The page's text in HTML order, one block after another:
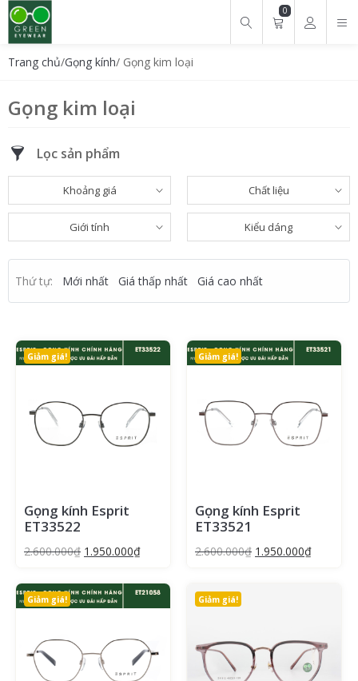
0
Trang chủ/Gọng kính/ Gọng kim loại
Gọng kim loại
Lọc sản phẩm
Khoảng giá Chất liệu
Giới tính Kiểu dáng
Thứ tự: Mới nhất Giá thấp nhất Giá cao nhất
Giảm giá!
Gọng kính Esprit
ET33522
2.600.000₫ 1.950.000₫
Giảm giá!
Gọng kính Esprit
ET33521
2.600.000₫ 1.950.000₫
Giảm giá! Giảm giá!